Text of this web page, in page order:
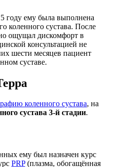
году ему была выполнена
коленного сустава. После
ощущал дискомфорт в
консультацией не
шести месяцев пациент
суставе.
коленного сустава, на
сустава 3-й стадии.
ему был назначен курс
PRP(плазма, обогащённая